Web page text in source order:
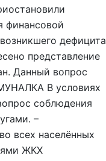
финансовой
дефицита
представление
Данный вопрос
В условиях
соблюдения
–
всех населённых
ЖКХ